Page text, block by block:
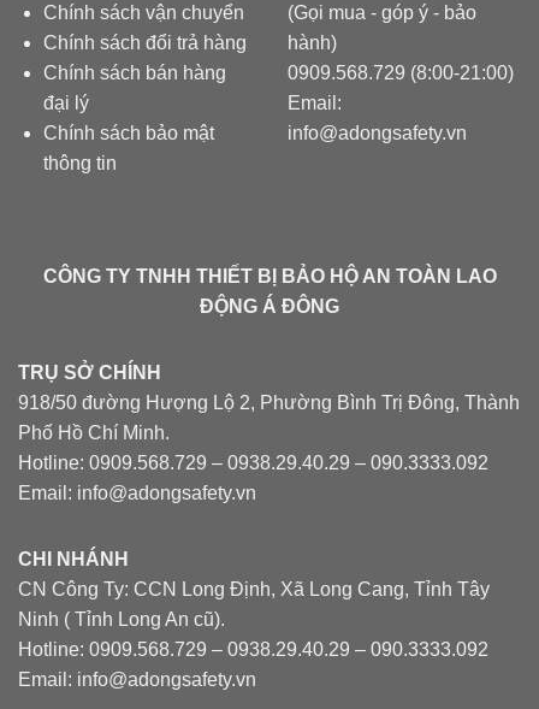
Chính sách vận chuyển
Chính sách đổi trả hàng
Chính sách bán hàng
đại lý
Chính sách bảo mật
thông tin
(Gọi mua - góp ý - bảo
hành)
0909.568.729 (8:00-21:00)
Email:
info@adongsafety.vn
CÔNG TY TNHH THIẾT BỊ BẢO HỘ AN TOÀN LAO
ĐỘNG Á ĐÔNG
TRỤ SỞ CHÍNH
918/50 đường Hượng Lộ 2, Phường Bình Trị Đông, Thành
Phố Hồ Chí Minh.
Hotline: 0909.568.729 – 0938.29.40.29 – 090.3333.092
Email: info@adongsafety.vn
CHI NHÁNH
CN Công Ty: CCN Long Định, Xã Long Cang, Tỉnh Tây
Ninh ( Tỉnh Long An cũ).
Hotline: 0909.568.729 – 0938.29.40.29 – 090.3333.092
Email: info@adongsafety.vn